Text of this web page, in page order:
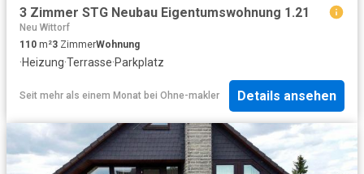
3 Zimmer STG Neubau Eigentumswohnung 1.21
Neu Wittorf
110 m²3 ZimmerWohnung
·Heizung·Terrasse·Parkplatz
Seit mehr als einem Monat bei Ohne-makler Details ansehen